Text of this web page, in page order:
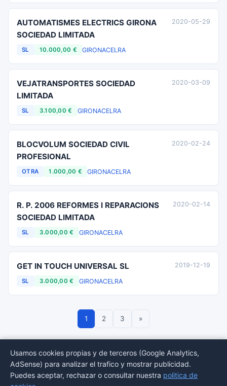
AUTOMATISMES ELECTRICS GIRONA
SOCIEDAD LIMITADA
SL 10.000,00 € GIRONACELRA
2020-05-29
VEJATRANSPORTES SOCIEDAD
LIMITADA
SL 3.100,00 € GIRONACELRA
2020-03-09
BLOCVOLUM SOCIEDAD CIVIL
PROFESIONAL
OTRA 1.000,00 € GIRONACELRA
2020-02-24
R. P. 2006 REFORMES I REPARACIONS
SOCIEDAD LIMITADA
SL 3.000,00 € GIRONACELRA
2020-02-14
GET IN TOUCH UNIVERSAL SL
SL 3.000,00 € GIRONACELRA
2019-12-19
1 2 3 »
© 2026 BORMEDirectorio — Datos publicos del Registro Mercantil
Usamos cookies propias y de terceros (Google Analytics,
AdSense) para analizar el trafico y mostrar publicidad.
Puedes aceptar, rechazar o consultar nuestra politica de